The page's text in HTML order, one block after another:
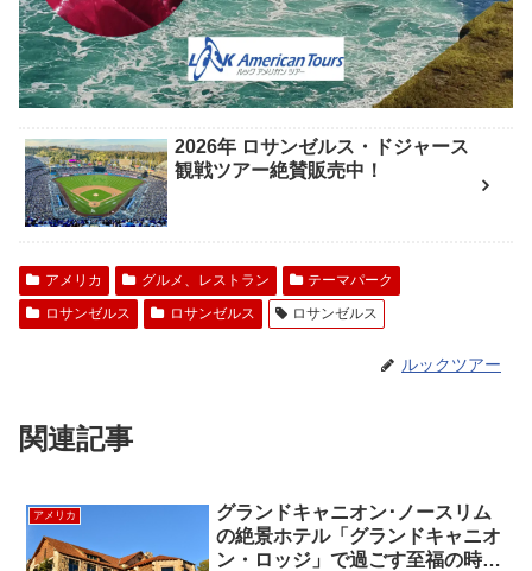
2026年 ロサンゼルス・ドジャース
観戦ツアー絶賛販売中！
アメリカ グルメ、レストラン
テーマパーク
ロサンゼルス
ロサンゼルス ロサンゼルス
ルックツアー
関連記事
アメリカ
グランドキャニオン･ノースリム
の絶景ホテル「グランドキャニオ
ン・ロッジ」で過ごす至福の時